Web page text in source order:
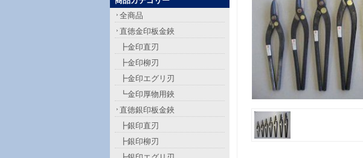
全商品
直徳金印板金鋏
┣金印直刃
┣金印柳刃
┣金印エグリ刃
┗金印厚物用鋏
直徳銀印板金鋏
┣銀印直刃
┣銀印柳刃